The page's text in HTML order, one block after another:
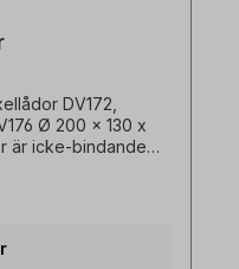
DV172,
Ø 200 x 130 x
är icke-bindande